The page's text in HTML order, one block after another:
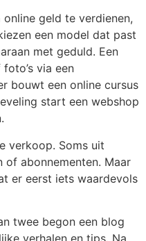
geld te verdienen,
een model dat past
met geduld. Een
via een
bouwt een online cursus
start een webshop
verkoop. Soms uit
of abonnementen. Maar
er eerst iets waardevols
twee begon een blog